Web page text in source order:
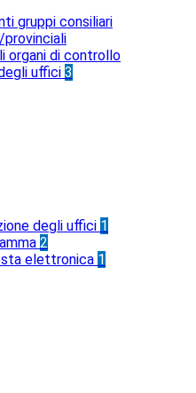
gruppi consiliari
provinciali
organi di controllo
uffici 3
degli uffici 1
2
elettronica 1